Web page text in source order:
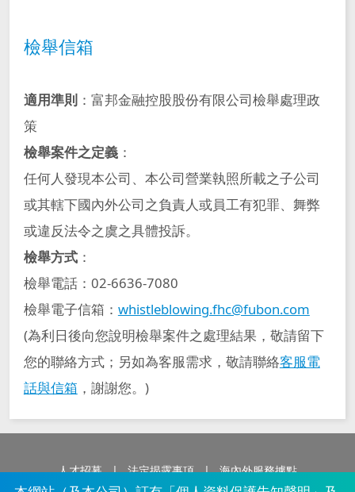
檢舉信箱
適用準則：富邦金融控股股份有限公司檢舉處理政
策
檢舉案件之定義：
任何人發現本公司、本公司營業執照所載之子公司
或其轄下國內外公司之負責人或員工有犯罪、舞弊
或違反法令之虞之具體投訴。
檢舉方式：
檢舉電話：02-6636-7080
檢舉電子信箱： whistleblowing.fhc@fubon.com
(為利日後向您說明檢舉案件之處理結果，敬請留下
您的聯絡方式；另如為客服需求，敬請聯絡客服電
話與信箱 ，謝謝您。)
人才招募 法定揭露事項 海內外服務據點